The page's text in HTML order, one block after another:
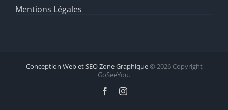
Mentions Légales
Conception Web et SEO Zone Graphique© 2026 Copyright
GoSeeYou.
FacebookInstagram